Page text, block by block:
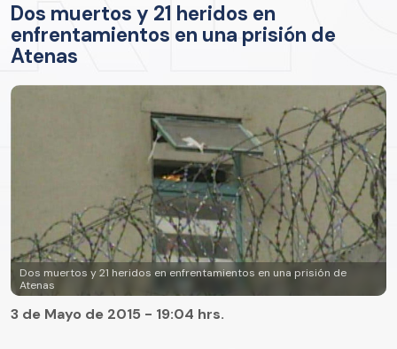
Dos muertos y 21 heridos en
enfrentamientos en una prisión de
Atenas
Dos muertos y 21 heridos en enfrentamientos en una prisión de
Atenas
3 de Mayo de 2015 - 19:04 hrs.